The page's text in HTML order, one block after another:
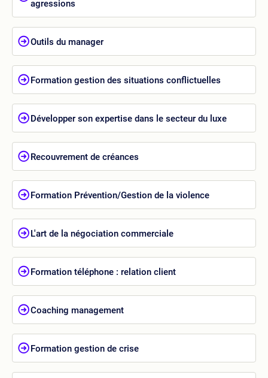
agressions
Outils du manager
Formation gestion des situations conflictuelles
Développer son expertise dans le secteur du luxe
Recouvrement de créances
Formation Prévention/Gestion de la violence
L'art de la négociation commerciale
Formation téléphone : relation client
Coaching management
Formation gestion de crise